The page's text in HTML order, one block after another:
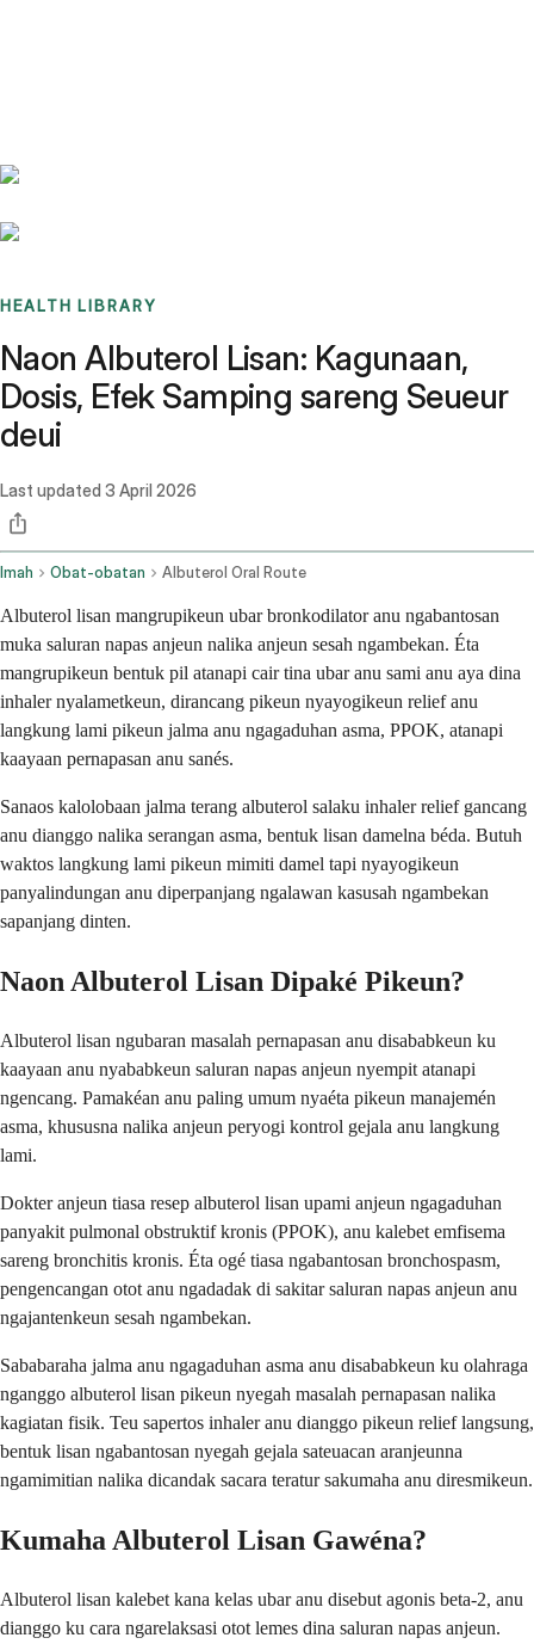
HEALTH LIBRARY
Naon Albuterol Lisan: Kagunaan,
Dosis, Efek Samping sareng Seueur
deui
Last updated 3 April 2026
Imah Obat-obatan Albuterol Oral Route
Albuterol lisan mangrupikeun ubar bronkodilator anu ngabantosan
muka saluran napas anjeun nalika anjeun sesah ngambekan. Éta
mangrupikeun bentuk pil atanapi cair tina ubar anu sami anu aya dina
inhaler nyalametkeun, dirancang pikeun nyayogikeun relief anu
langkung lami pikeun jalma anu ngagaduhan asma, PPOK, atanapi
kaayaan pernapasan anu sanés.
Sanaos kalolobaan jalma terang albuterol salaku inhaler relief gancang
anu dianggo nalika serangan asma, bentuk lisan damelna béda. Butuh
waktos langkung lami pikeun mimiti damel tapi nyayogikeun
panyalindungan anu diperpanjang ngalawan kasusah ngambekan
sapanjang dinten.
Naon Albuterol Lisan Dipaké Pikeun?
Albuterol lisan ngubaran masalah pernapasan anu disababkeun ku
kaayaan anu nyababkeun saluran napas anjeun nyempit atanapi
ngencang. Pamakéan anu paling umum nyaéta pikeun manajemén
asma, khususna nalika anjeun peryogi kontrol gejala anu langkung
lami.
Dokter anjeun tiasa resep albuterol lisan upami anjeun ngagaduhan
panyakit pulmonal obstruktif kronis (PPOK), anu kalebet emfisema
sareng bronchitis kronis. Éta ogé tiasa ngabantosan bronchospasm,
pengencangan otot anu ngadadak di sakitar saluran napas anjeun anu
ngajantenkeun sesah ngambekan.
Sababaraha jalma anu ngagaduhan asma anu disababkeun ku olahraga
nganggo albuterol lisan pikeun nyegah masalah pernapasan nalika
kagiatan fisik. Teu sapertos inhaler anu dianggo pikeun relief langsung,
bentuk lisan ngabantosan nyegah gejala sateuacan aranjeunna
ngamimitian nalika dicandak sacara teratur sakumaha anu diresmikeun.
Kumaha Albuterol Lisan Gawéna?
Albuterol lisan kalebet kana kelas ubar anu disebut agonis beta-2, anu
dianggo ku cara ngarelaksasi otot lemes dina saluran napas anjeun.